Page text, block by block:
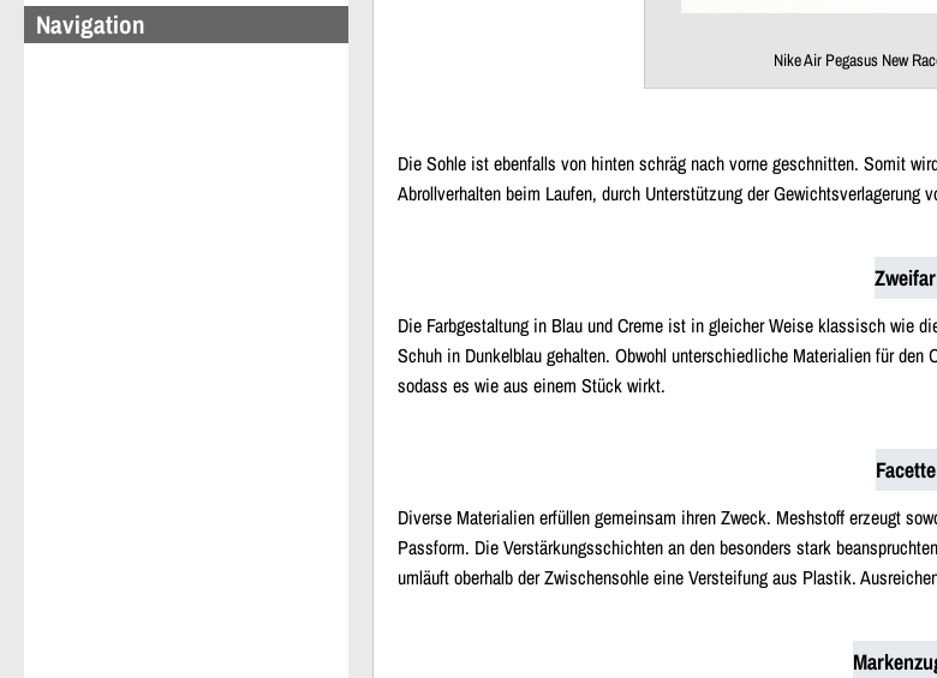
Navigation
Nike Air Pegasus New
Die Sohle ist ebenfalls von hinten schräg nach vorne geschnitten. Somit
Abrollverhalten beim Laufen, durch Unterstützung der Gewichtsverlagerung
Die Farbgestaltung in Blau und Creme ist in gleicher Weise klassisch wie
Schuh in Dunkelblau gehalten. Obwohl unterschiedliche Materialien für
sodass es wie aus einem Stück wirkt.
Diverse Materialien erfüllen gemeinsam ihren Zweck. Meshstoff erzeugt
Passform. Die Verstärkungsschichten an den besonders stark
umläuft oberhalb der Zwischensohle eine Versteifung aus Plastik.